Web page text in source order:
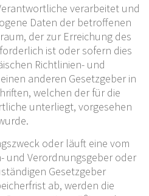
verarbeitet und
Daten der betroffenen
der zur Erreichung des
ist oder sofern dies
Richtlinien- und
anderen Gesetzgeber in
welchen der für die
unterliegt, vorgesehen
oder läuft eine vom
und Verordnungsgeber oder
Gesetzgeber
ab, werden die